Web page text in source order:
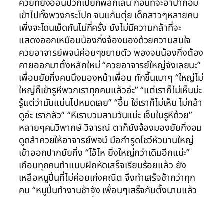
ควยที่ยังอ่อนปวกเปียกพลิกเล่น ก่อนที่จะอ้าปากอม
เข้าไปทั้งพวงกระโปก จนแก้มตุ่ย เด็กสาวๆหลายคน
เพิ่งจะโดนเย็ดกันไม่กี่ครั้ง ยังไม่มีความกล้าที่จะ
แสดงออกเหมือนน้องกิ่งจ้องมองด้วยความสนใจ
ควยอาจารย์พจน์ค่อยๆขยายตัว พองจนน้องกิ่งต้อง
คายออกมาตั้งหลักใหม่ “ควยอาจารย์ใหญ่จังเลยนะ”
เพื่อนยัยกิ่งคนนึงมองหน้าเพื่อน ทักขึ้นเบาๆ “ใหญ่ไม่
ใหญ่ก็เข้ารูหีพวกเราทุกคนแล้วอ่ะ” “แต่เราก็ไม่เห็นน่ะ
รู้แต่ว่ามันแน่นไปหมดเลย” “อื้ม ใช่เราก็ไม่เห็น ไม่กล้า
ดูอ่ะ เรากลัว” “หีเราบวมสามวันแน่ะ เจ็บในรูหีด้วย”
หลายๆคนวิพากษ์ วิจารณ์ ตาก็ยังจ้องมองยัยกิ่งอม
ดูดลำควยให้อาจารย์พจน์ มือกำรูดโชว์หัวบานใหญ่
เข้าออกปากยัยกิ่ง “โอ้โห ยิ่งใหญ่กว่าเดิมอีกแน่ะ”
เกือบทุกคนทำแบบฝึกหัดเสร็จเรียบร้อยแล้ว ยัง
เหลือหนูปิ่นที่ไม่ค่อยเก่งคณิต จึงทำเสร็จช้ากว่าทุก
คน “หนูปิ่นทำงานช้าจัง เพื่อนๆเสร็จกันตั้งนานแล้ว